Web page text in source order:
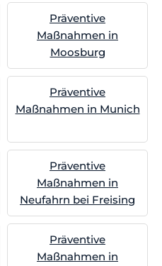
Präventive
Maßnahmen in
Moosburg
Präventive
Maßnahmen in Munich
Präventive
Maßnahmen in
Neufahrn bei Freising
Präventive
Maßnahmen in